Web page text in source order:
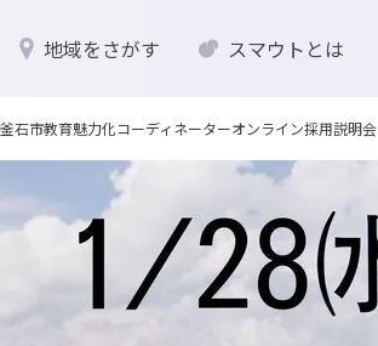
地域をさがす スマウトとは
石市教育魅力化コーディネーターオンライン採用説明会